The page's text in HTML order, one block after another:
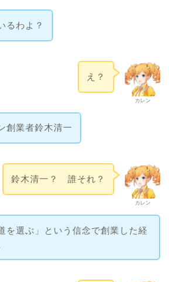
るわよ？
カレン
え？
創業者鈴木清一
カレン
鈴木清一？ 誰それ？
を選ぶ」という信念で創業した経